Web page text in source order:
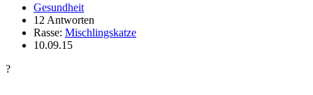
Gesundheit
12 Antworten
Rasse: Mischlingskatze
10.09.15
?